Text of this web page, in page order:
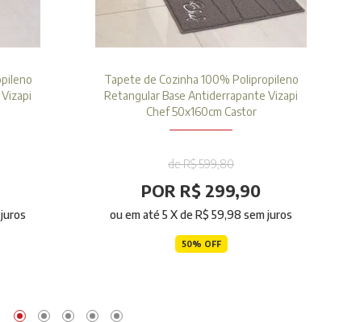
Tapete de Cozinha 100% Polipropileno
Retangular Base Antiderrapante Vizapi
Chef 50x160cm Castor
de R$ 599,80
POR R$ 299,90
ou em até5 X deR$ 59,98 sem juros
50% OFF